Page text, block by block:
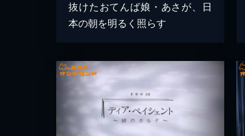
抜けたおてんば娘・あさが、日
本の朝を明るく照らす